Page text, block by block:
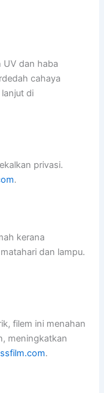
UV dan haba
cahaya
di
privasi.
.
kerana
dan lampu.
filem ini menahan
meningkatkan
.